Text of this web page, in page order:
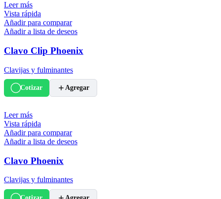
Leer más
Vista rápida
Añadir para comparar
Añadir a lista de deseos
Clavo Clip Phoenix
Clavijas y fulminantes
Cotizar Agregar
Leer más
Vista rápida
Añadir para comparar
Añadir a lista de deseos
Clavo Phoenix
Clavijas y fulminantes